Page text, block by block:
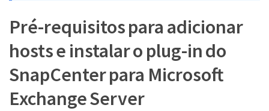
Pré-requisitos para adicionar
hosts e instalar o plug-in do
SnapCenter para Microsoft
Exchange Server